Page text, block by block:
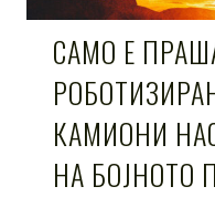
САМО Е
КАМИОНИ
НА БОЈНОТО